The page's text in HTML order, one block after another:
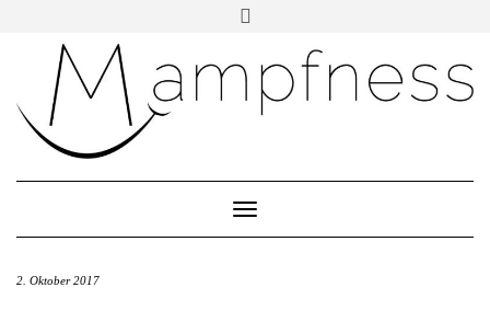
IMPRESSUM
DATENSCHUTZ
Toggle Navigation
2. Oktober 2017